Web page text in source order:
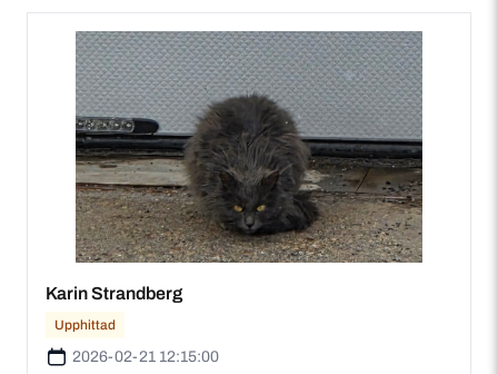
Karin Strandberg
Upphittad
2026-02-21 12:15:00